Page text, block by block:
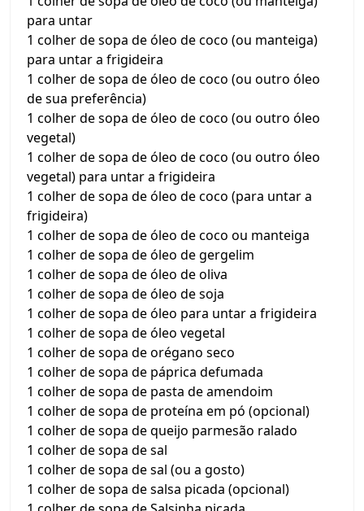
para untar
1 colher de sopa de óleo de coco (ou manteiga)
para untar a frigideira
1 colher de sopa de óleo de coco (ou outro óleo
de sua preferência)
1 colher de sopa de óleo de coco (ou outro óleo
vegetal)
1 colher de sopa de óleo de coco (ou outro óleo
vegetal) para untar a frigideira
1 colher de sopa de óleo de coco (para untar a
frigideira)
1 colher de sopa de óleo de coco ou manteiga
1 colher de sopa de óleo de gergelim
1 colher de sopa de óleo de oliva
1 colher de sopa de óleo de soja
1 colher de sopa de óleo para untar a frigideira
1 colher de sopa de óleo vegetal
1 colher de sopa de orégano seco
1 colher de sopa de páprica defumada
1 colher de sopa de pasta de amendoim
1 colher de sopa de proteína em pó (opcional)
1 colher de sopa de queijo parmesão ralado
1 colher de sopa de sal
1 colher de sopa de sal (ou a gosto)
1 colher de sopa de salsa picada (opcional)